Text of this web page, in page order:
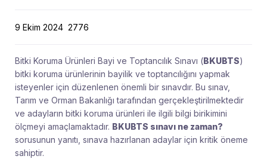
9 Ekim 2024 2776
Bitki Koruma Ürünleri Bayi ve Toptancılık Sınavı (BKUBTS)
bitki koruma ürünlerinin bayilik ve toptancılığını yapmak
isteyenler için düzenlenen önemli bir sınavdır. Bu sınav,
Tarım ve Orman Bakanlığı tarafından gerçekleştirilmektedir
ve adayların bitki koruma ürünleri ile ilgili bilgi birikimini
ölçmeyi amaçlamaktadır. BKUBTS sınavı ne zaman?
sorusunun yanıtı, sınava hazırlanan adaylar için kritik öneme
sahiptir.